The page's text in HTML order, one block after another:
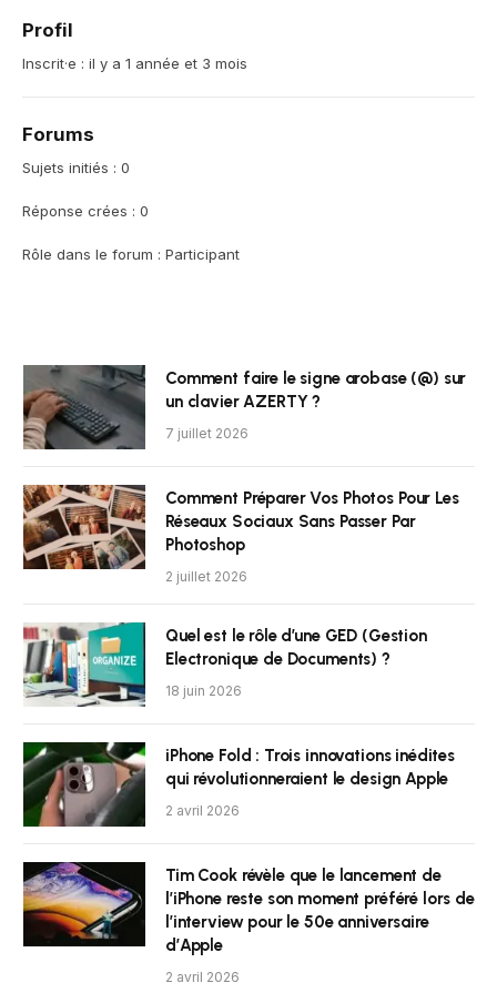
Profil
Inscrit·e : il y a 1 année et 3 mois
Forums
Sujets initiés : 0
Réponse crées : 0
Rôle dans le forum : Participant
Comment faire le signe arobase (@) sur
un clavier AZERTY ?
7 juillet 2026
Comment Préparer Vos Photos Pour Les
Réseaux Sociaux Sans Passer Par
Photoshop
2 juillet 2026
Quel est le rôle d’une GED (Gestion
Electronique de Documents) ?
18 juin 2026
iPhone Fold : Trois innovations inédites
qui révolutionneraient le design Apple
2 avril 2026
Tim Cook révèle que le lancement de
l’iPhone reste son moment préféré lors de
l’interview pour le 50e anniversaire
d’Apple
2 avril 2026